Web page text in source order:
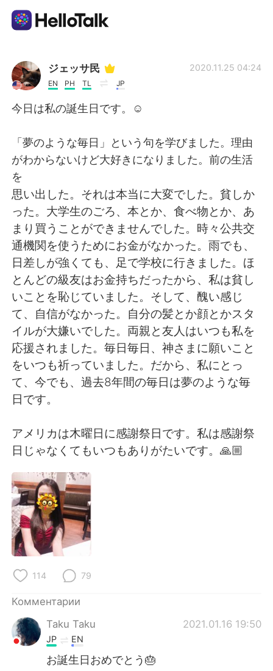
Приложение для Языкового Обмена
AI Grammar Checker
繁體中文 Español
العربية Français
Deutsch 日本語
한국어 ไทย
Indonesia Italiano
Türkçe Tiếng Việt
Português
ジェッサ民
EN PH TL JP
2020.11.25 04:24
今日は私の誕生日です。☺️
「夢のような毎日」という句を学びました。理由
がわからないけど大好きになりました。前の生活
を
思い出した。それは本当に大変でした。貧しか
った。大学生のごろ、本とか、食べ物とか、あ
まり買うことができませんでした。時々公共交
通機関を使うためにお金がなかった。雨でも、
日差しが強くても、足で学校に行きました。ほ
とんどの級友はお金持ちだったから、私は貧し
いことを恥じていました。そして、醜い感じ
て、自信がなかった。自分の髪とか顔とかスタ
イルが大嫌いでした。両親と友人はいつも私を
応援されました。毎日毎日、神さまに願いこと
をいつも祈っていました。だから、私にとっ
て、今でも、過去8年間の毎日は夢のような毎
日です。
アメリカは木曜日に感謝祭日です。私は感謝祭
日じゃなくてもいつもありがたいです。🙏🏼
114 79
Комментарии
Taku Taku
2021.01.16 19:50
JP EN
お誕生日おめでとう🎂